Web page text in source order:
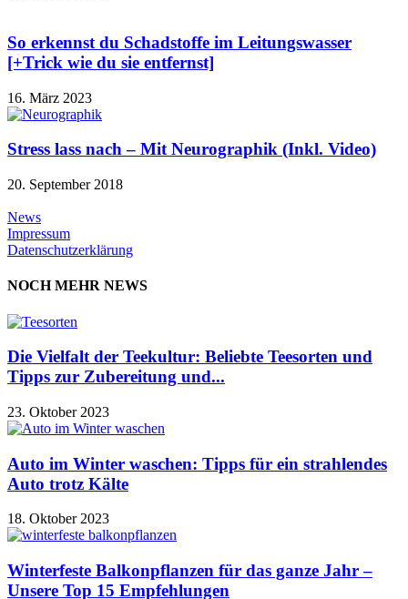
So erkennst du Schadstoffe im Leitungswasser
[+Trick wie du sie entfernst]
16. März 2023
Stress lass nach – Mit Neurographik (Inkl. Video)
20. September 2018
News
Impressum
Datenschutzerklärung
NOCH MEHR NEWS
Die Vielfalt der Teekultur: Beliebte Teesorten und
Tipps zur Zubereitung und...
23. Oktober 2023
Auto im Winter waschen: Tipps für ein strahlendes
Auto trotz Kälte
18. Oktober 2023
Winterfeste Balkonpflanzen für das ganze Jahr –
Unsere Top 15 Empfehlungen